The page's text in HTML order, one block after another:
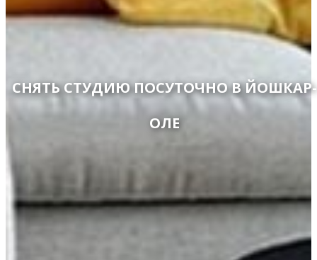
СНЯТЬ СТУДИЮ ПОСУТОЧНО В ЙОШКАР-
ОЛЕ